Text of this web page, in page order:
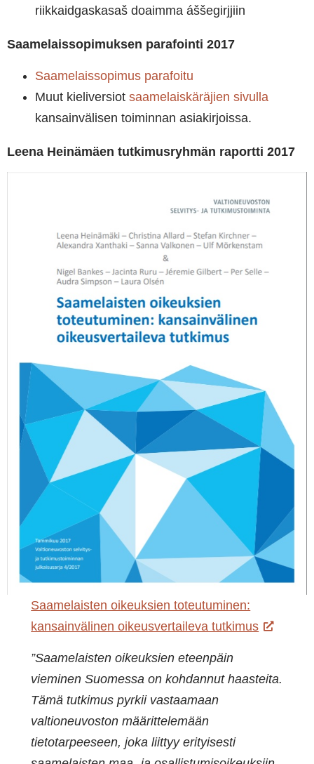
riikkaidgaskasaš doaimma áššegirjjiin
Saamelaissopimuksen parafointi 2017
Saamelaissopimus parafoitu
Muut kieliversiot saamelaiskäräjien sivulla
kansainvälisen toiminnan asiakirjoissa.
Leena Heinämäen tutkimusryhmän raportti 2017
Saamelaisten oikeuksien toteutuminen:
kansainvälinen oikeusvertaileva tutkimus
”Saamelaisten oikeuksien eteenpäin
vieminen Suomessa on kohdannut haasteita.
Tämä tutkimus pyrkii vastaamaan
valtioneuvoston määrittelemään
tietotarpeeseen, joka liittyy erityisesti